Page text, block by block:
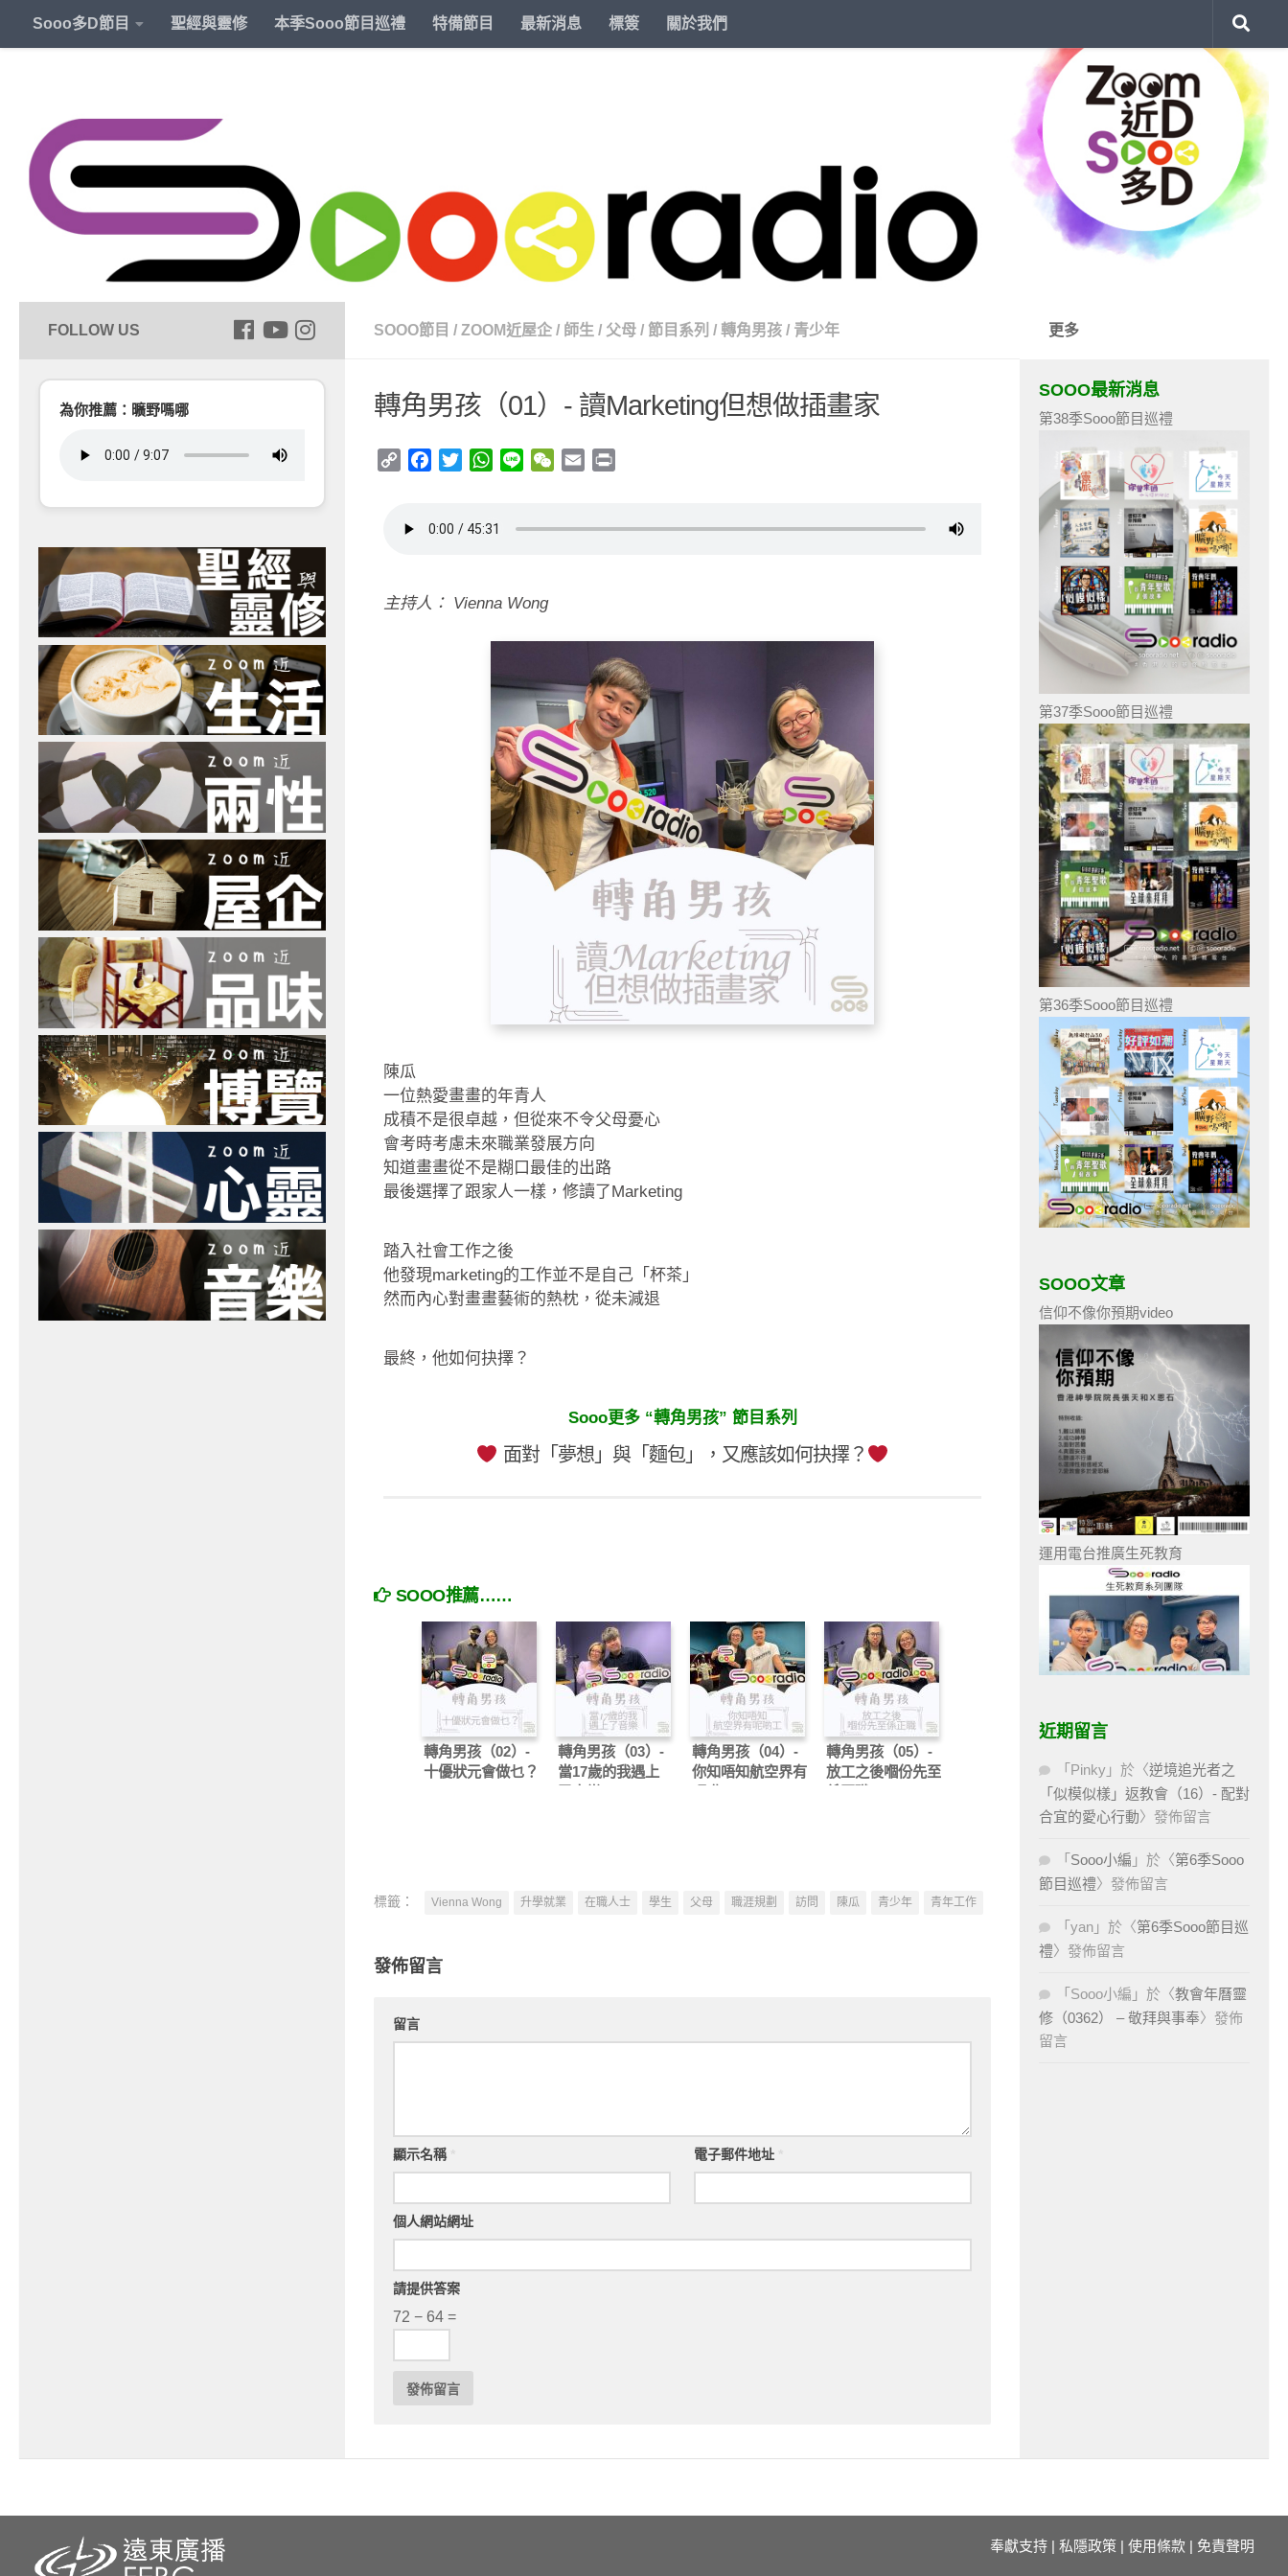
Sooo多D節目 聖經與靈修 本季Sooo節目巡禮 特備節目 最新消息 標簽 關於我們
SOOO節目 / ZOOM近屋企 / 師生 / 父母 / 節目系列 / 轉角男孩 / 青少年
轉角男孩（01）- 讀Marketing但想做插畫家
Copy
Facebook
TwitterWhatsApp
Line WeChat
Email
主持人： Vienna Wong
陳瓜
一位熱愛畫畫的年青人
成積不是很卓越，但從來不令父母憂心
會考時考慮未來職業發展方向
知道畫畫從不是糊口最佳的出路
最後選擇了跟家人一樣，修讀了Marketing
踏入社會工作之後
他發現marketing的工作並不是自己「杯茶」
然而內心對畫畫藝術的熱枕，從未減退
最終，他如何抉擇？
Sooo更多 “轉角男孩” 節目系列
面對「夢想」與「麵包」，又應該如何抉擇？
SOOO推薦……
轉角男孩（02）-
十優狀元會做乜？
轉角男孩（03）-
當17歲的我遇上
轉角男孩（04）-
你知唔知航空界有
轉角男孩（05）-
放工之後嗰份先至
標籤： Vienna Wong 升學就業 在職人士 學生 父母 職涯規劃 訪問 陳瓜 青少年 青年工作
發佈留言
留言
顯示名稱 電子郵件地址
個人網站網址
請提供答案
72 − 64 =
為你推薦：曠野嗎哪
更多
SOOO最新消息
第38季Sooo節目巡禮
第37季Sooo節目巡禮
第36季Sooo節目巡禮
SOOO文章
信仰不像你預期video
運用電台推廣生死教育
近期留言
「 Pinky 」於〈逆境追光者之
「似模似樣」返教會（16）- 配對
合宜的愛心行動〉發佈留言
「 Sooo小編 」於〈第6季Sooo
節目巡禮〉發佈留言
「 yan 」於〈第6季Sooo節目巡
禮〉發佈留言
「 Sooo小編 」於〈教會年曆靈
修（0362） – 敬拜與事奉〉發佈
留言
奉獻支持 | 私隱政策 | 使用條款 | 免責聲明